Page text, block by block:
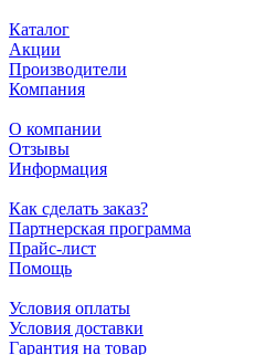
Каталог
Акции
Производители
Компания
О компании
Отзывы
Информация
Как сделать заказ?
Партнерская программа
Прайс-лист
Помощь
Условия оплаты
Условия доставки
Гарантия на товар